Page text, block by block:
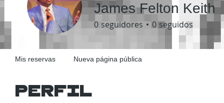
Perfil
James Felton Keith
0 seguidores 0 seguidos
Mis reservas Nueva página pública